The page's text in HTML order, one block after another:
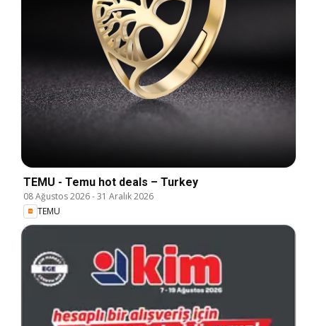
TEMU - Temu hot deals – Turkey
08 Ağustos 2026-31 Aralık 2026
TEMU